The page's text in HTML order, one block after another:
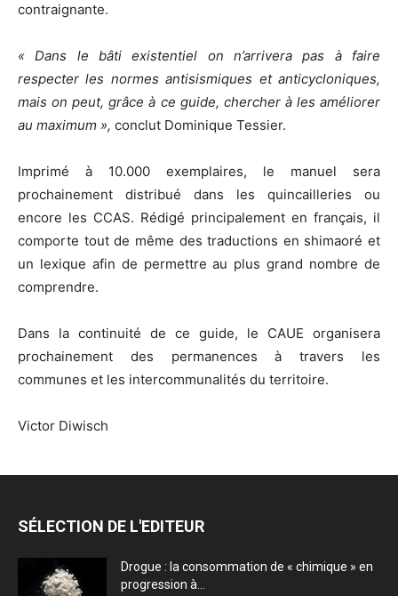
contraignante.
« Dans le bâti existentiel on n’arrivera pas à faire
respecter les normes antisismiques et anticycloniques,
mais on peut, grâce à ce guide, chercher à les améliorer
au maximum », conclut Dominique Tessier.
Imprimé à 10.000 exemplaires, le manuel sera
prochainement distribué dans les quincailleries ou
encore les CCAS. Rédigé principalement en français, il
comporte tout de même des traductions en shimaoré et
un lexique afin de permettre au plus grand nombre de
comprendre.
Dans la continuité de ce guide, le CAUE organisera
prochainement des permanences à travers les
communes et les intercommunalités du territoire.
Victor Diwisch
SÉLECTION DE L'EDITEUR
Drogue : la consommation de « chimique » en
progression à...